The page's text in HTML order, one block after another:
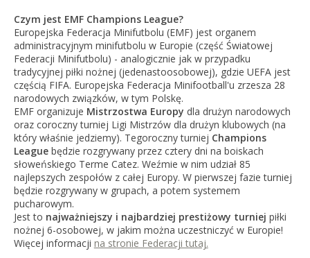
Czym jest EMF Champions League?
Europejska Federacja Minifutbolu (EMF) jest organem
administracyjnym minifutbolu w Europie (część Światowej
Federacji Minifutbolu) - analogicznie jak w przypadku
tradycyjnej piłki nożnej (jedenastoosobowej), gdzie UEFA jest
częścią FIFA. Europejska Federacja Minifootball'u zrzesza 28
narodowych związków, w tym Polskę.
EMF organizuje Mistrzostwa Europy dla drużyn narodowych
oraz coroczny turniej Ligi Mistrzów dla drużyn klubowych (na
który właśnie jedziemy). Tegoroczny turniej Champions
Leaguebędzie rozgrywany przez cztery dni na boiskach
słoweńskiego Terme Catez. Weźmie w nim udział 85
najlepszych zespołów z całej Europy. W pierwszej fazie turniej
będzie rozgrywany w grupach, a potem systemem
pucharowym.
Jest to najważniejszy i najbardziej prestiżowy turniej piłki
nożnej 6-osobowej, w jakim można uczestniczyć w Europie!
Więcej informacji na stronie Federacji tutaj.